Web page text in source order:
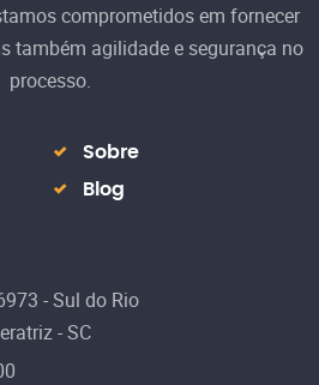
comprometidos em fornecer
também agilidade e segurança no
processo.
Sobre
Blog
- Sul do Rio
- SC